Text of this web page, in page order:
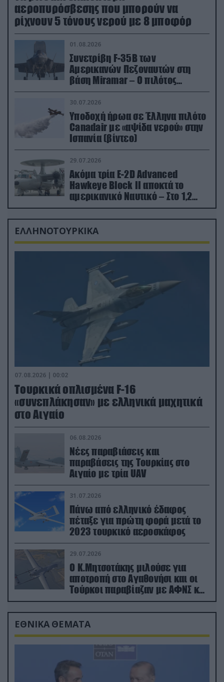
αεροπυρόσβεσης που μπορούν να
ρίχνουν 5 τόνους νερού με 8 μποφόρ
01.08.2026
Συνετρίβη F-35B των
Αμερικανών Πεζοναυτών στη
βάση Miramar – Ο πιλότος
εκτινάχθηκε εγκαίρως
30.07.2026
Υποδοχή ήρωα σε Έλληνα πιλότο
Canadair με «αψίδα νερού» στην
Ισπανία (βίντεο)
29.07.2026
Ακόμα τρία E-2D Advanced
Hawkeye Block II αποκτά το
αμερικανικό Ναυτικό – Στο 1,2
δισ.δολάρια το κόστος
ΕΛΛΗΝΟΤΟΥΡΚΙΚΑ
07.08.2026 | 00:02
Τουρκικά οπλισμένα F-16
«συνεπλάκησαν» με ελληνικά μαχητικά
στο Αιγαίο
06.08.2026
Νέες παραβιάσεις και
παραβάσεις της Τουρκίας στο
Αιγαίο με τρία UAV
31.07.2026
Πάνω από ελληνικό έδαφος
πέταξε για πρώτη φορά μετά το
2023 τουρκικό αεροσκάφος
29.07.2026
Ο Κ.Μητσοτάκης μιλούσε για
αποτροπή στο Αγαθονήσι και οι
Τούρκοι παραβίαζαν με ΑΦΝΣ και
drone
ΕΘΝΙΚΑ ΘΕΜΑΤΑ